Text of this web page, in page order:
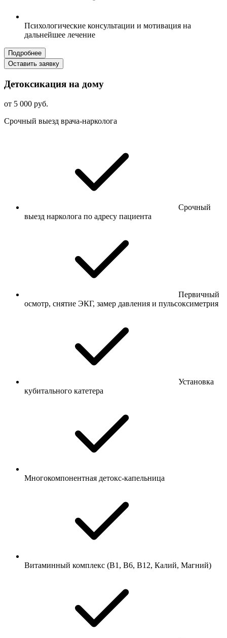
Психологические консультации и мотивация на
дальнейшее лечение
Подробнее
Оставить заявку
Детоксикация на дому
от 5 000 руб.
Срочный выезд врача-нарколога
Срочный
выезд нарколога по адресу пациента
Первичный
осмотр, снятие ЭКГ, замер давления и пульсоксиметрия
Установка
кубитального катетера
Многокомпонентная детокс-капельница
Витаминный комплекс (B1, B6, B12, Калий, Магний)